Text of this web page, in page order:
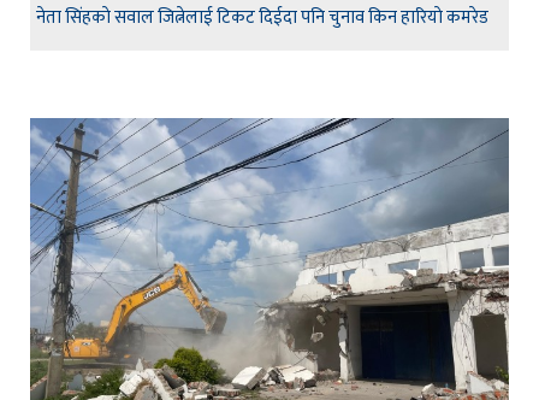
नेता सिंहकाे सवाल जित्नेलाई टिकट दिईदा पनि चुनाव किन हारियाे कमरेड